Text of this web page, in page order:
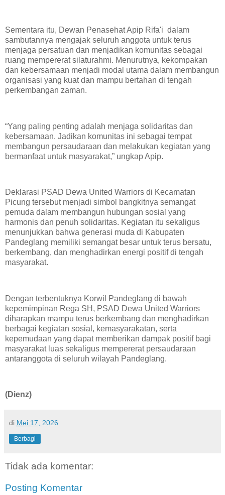
‎Sementara itu, Dewan Penasehat Apip Rifa'i dalam
sambutannya mengajak seluruh anggota untuk terus
menjaga persatuan dan menjadikan komunitas sebagai
ruang mempererat silaturahmi. Menurutnya, kekompakan
dan kebersamaan menjadi modal utama dalam membangun
organisasi yang kuat dan mampu bertahan di tengah
perkembangan zaman.
‎“Yang paling penting adalah menjaga solidaritas dan
kebersamaan. Jadikan komunitas ini sebagai tempat
membangun persaudaraan dan melakukan kegiatan yang
bermanfaat untuk masyarakat,” ungkap Apip.
‎Deklarasi PSAD Dewa United Warriors di Kecamatan
Picung tersebut menjadi simbol bangkitnya semangat
pemuda dalam membangun hubungan sosial yang
harmonis dan penuh solidaritas. Kegiatan itu sekaligus
menunjukkan bahwa generasi muda di Kabupaten
Pandeglang memiliki semangat besar untuk terus bersatu,
berkembang, dan menghadirkan energi positif di tengah
masyarakat.
‎Dengan terbentuknya Korwil Pandeglang di bawah
kepemimpinan Rega SH, PSAD Dewa United Warriors
diharapkan mampu terus berkembang dan menghadirkan
berbagai kegiatan sosial, kemasyarakatan, serta
kepemudaan yang dapat memberikan dampak positif bagi
masyarakat luas sekaligus mempererat persaudaraan
antaranggota di seluruh wilayah Pandeglang.
(Dienz)
di Mei 17, 2026
Berbagi
Tidak ada komentar:
Posting Komentar